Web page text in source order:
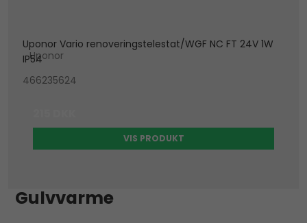
Uponor Vario renoveringstelestat/WGF NC FT 24V 1W
IP54
Uponor
466235624
VIS PRODUKT
Gulvvarme